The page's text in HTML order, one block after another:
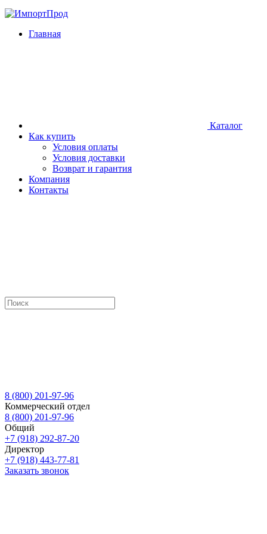
Главная
Каталог
Как купить
Условия оплаты
Условия доставки
Возврат и гарантия
Компания
Контакты
8 (800) 201-97-96
Коммерческий отдел
8 (800) 201-97-96
Общий
+7 (918) 292-87-20
Директор
+7 (918) 443-77-81
Заказать звонок